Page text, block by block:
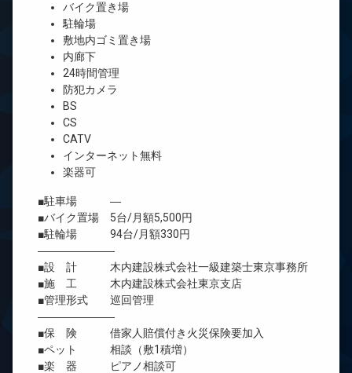
バイク置き場
駐輪場
敷地内ゴミ置き場
内廊下
24時間管理
防犯カメラ
BS
CS
CATV
インターネット無料
楽器可
■駐車場 ―
■バイク置場 5台/月額5,500円
■駐輪場 94台/月額330円
―――――――
■設 計 木内建設株式会社一級建築士東京事務所
■施 工 木内建設株式会社東京支店
■管理形式 巡回管理
―――――――
■保 険 借家人賠償付き火災保険要加入
■ペット 相談（敷1積増）
■楽 器 ピアノ相談可